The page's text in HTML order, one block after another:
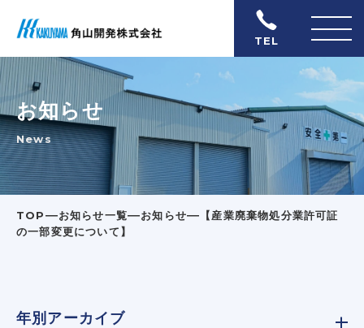
TEL
お知らせ
News
TOP―お知らせ一覧―お知らせ― 【産業廃棄物処分業許可証
の一部変更について】
年別アーカイブ